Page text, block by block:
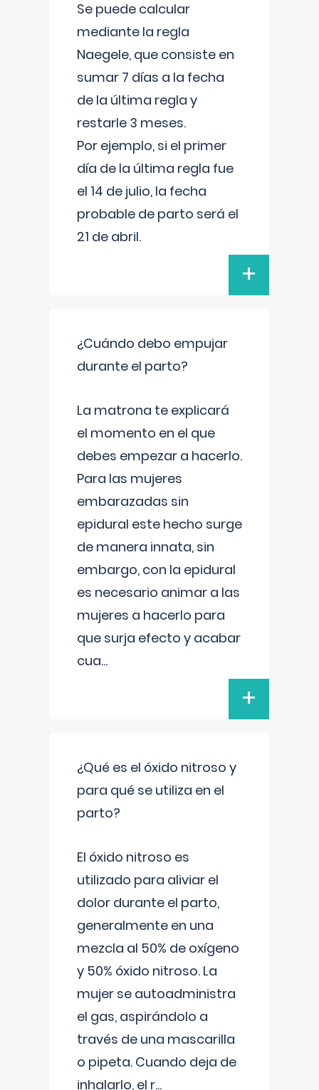
Se puede calcular
mediante la regla
Naegele, que consiste en
sumar 7 días a la fecha
de la última regla y
restarle 3 meses.
Por ejemplo, si el primer
día de la última regla fue
el 14 de julio, la fecha
probable de parto será el
21 de abril.
+
¿Cuándo debo empujar
durante el parto?
La matrona te explicará
el momento en el que
debes empezar a hacerlo.
Para las mujeres
embarazadas sin
epidural este hecho surge
de manera innata, sin
embargo, con la epidural
es necesario animar a las
mujeres a hacerlo para
que surja efecto y acabar
cua...
+
¿Qué es el óxido nitroso y
para qué se utiliza en el
parto?
El óxido nitroso es
utilizado para aliviar el
dolor durante el parto,
generalmente en una
mezcla al 50% de oxígeno
y 50% óxido nitroso. La
mujer se autoadministra
el gas, aspirándolo a
través de una mascarilla
o pipeta. Cuando deja de
inhalarlo, el r...